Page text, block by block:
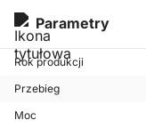
Parametry
Rok produkcji
Przebieg
Moc